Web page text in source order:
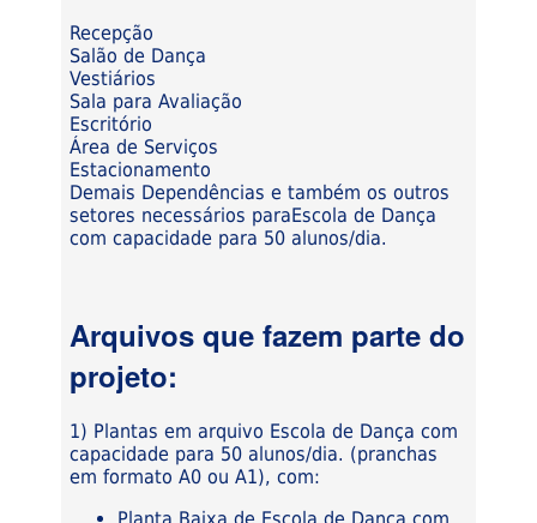
Recepção
Salão de Dança
Vestiários
Sala para Avaliação
Escritório
Área de Serviços
Estacionamento
Demais Dependências e também os outros
setores necessários paraEscola de Dança
com capacidade para 50 alunos/dia.
Arquivos que fazem parte do
projeto:
1) Plantas em arquivo Escola de Dança com
capacidade para 50 alunos/dia. (pranchas
em formato A0 ou A1), com: